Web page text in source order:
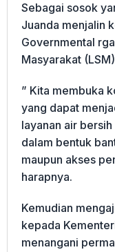
Sebagai sosok
Juanda menjalin
Governmental
Masyarakat
” Kita membuka
yang dapat
layanan air
dalam bentuk
maupun akses
harapnya.
Kemudian
kepada
menangani